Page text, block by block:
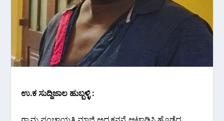
ಉ.ಕ ಸುದ್ದಿಜಾಲ ಹುಬ್ಬಳ್ಳಿ :